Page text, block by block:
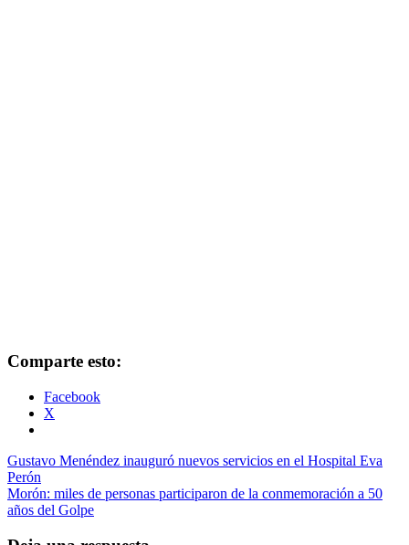
Comparte esto:
Facebook
X
Navegación
de
entradas
Gustavo Menéndez inauguró nuevos servicios en el Hospital Eva
Perón
Morón: miles de personas participaron de la conmemoración a 50
años del Golpe